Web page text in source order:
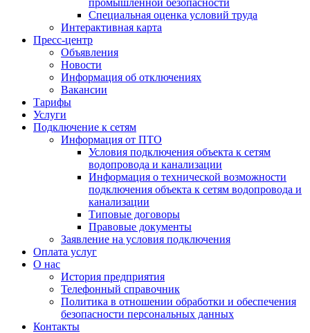
Специальная оценка условий труда
Интерактивная карта
Пресс-центр
Объявления
Новости
Информация об отключениях
Вакансии
Тарифы
Услуги
Подключение к сетям
Информация от ПТО
Условия подключения объекта к сетям
водопровода и канализации
Информация о технической возможности
подключения объекта к сетям водопровода и
канализации
Типовые договоры
Правовые документы
Заявление на условия подключения
Оплата услуг
О нас
История предприятия
Телефонный справочник
Политика в отношении обработки и обеспечения
безопасности персональных данных
Контакты